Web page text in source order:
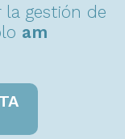
gestión de
m igab